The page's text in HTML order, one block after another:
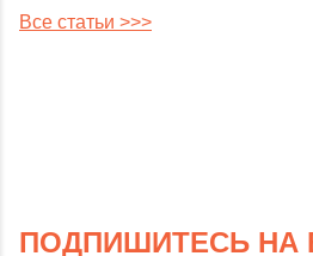
Все статьи >>>
ПОДПИШИТЕСЬ НА